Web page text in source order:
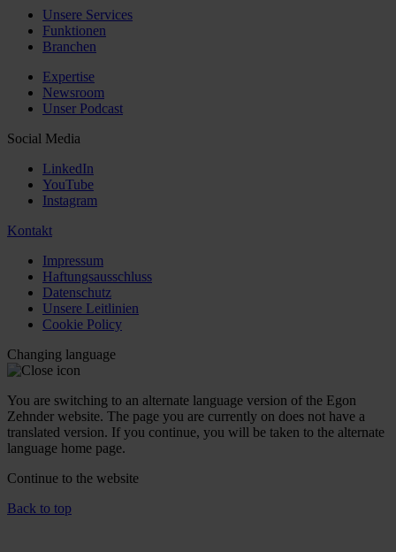
Unsere Services
Funktionen
Branchen
Expertise
Newsroom
Unser Podcast
Social Media
LinkedIn
YouTube
Instagram
Kontakt
Impressum
Haftungsausschluss
Datenschutz
Unsere Leitlinien
Cookie Policy
Changing language
You are switching to an alternate language version of the Egon
Zehnder website. The page you are currently on does not have a
translated version. If you continue, you will be taken to the alternate
language home page.
Continue to the website
Back to top